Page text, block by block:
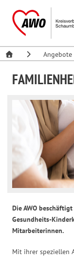
Angebote
Die AWO
Gesundheits-
Mitarbeiterinnen.
Mit ihrer speziellen